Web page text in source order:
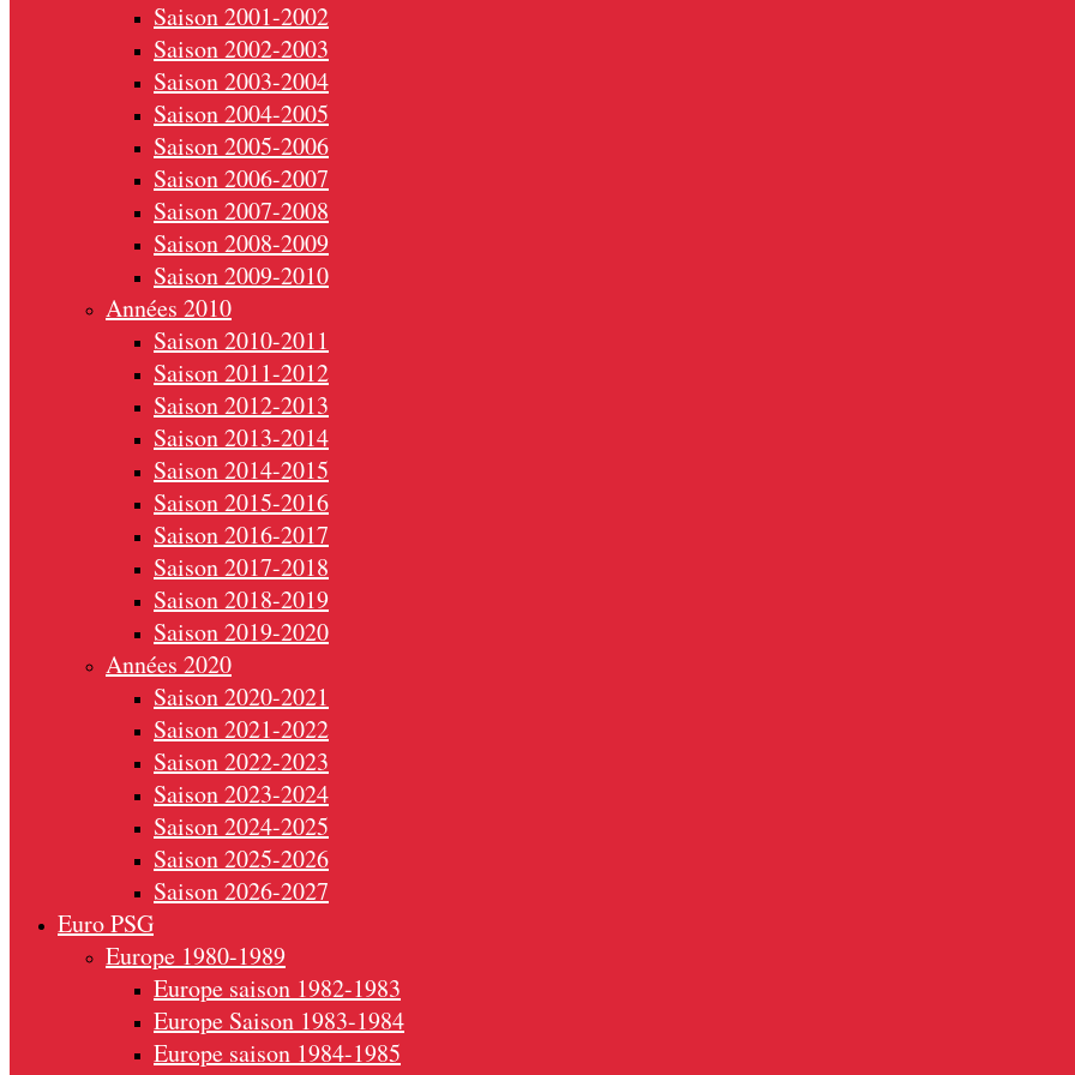
Saison 2001-2002
Saison 2002-2003
Saison 2003-2004
Saison 2004-2005
Saison 2005-2006
Saison 2006-2007
Saison 2007-2008
Saison 2008-2009
Saison 2009-2010
Années 2010
Saison 2010-2011
Saison 2011-2012
Saison 2012-2013
Saison 2013-2014
Saison 2014-2015
Saison 2015-2016
Saison 2016-2017
Saison 2017-2018
Saison 2018-2019
Saison 2019-2020
Années 2020
Saison 2020-2021
Saison 2021-2022
Saison 2022-2023
Saison 2023-2024
Saison 2024-2025
Saison 2025-2026
Saison 2026-2027
Euro PSG
Europe 1980-1989
Europe saison 1982-1983
Europe Saison 1983-1984
Europe saison 1984-1985